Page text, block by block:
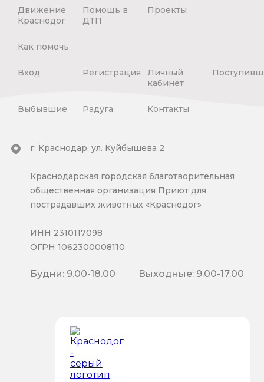
Движение
Краснодог
Помощь в
ДТП
Проекты
Как помочь
Вход Регистрация
Личный
кабинет
Выбывшие Радуга Контакты
г. Краснодар, ул. Куйбышева 2
Краснодарская городская благотворительная
общественная организация Приют для
пострадавших животных «Краснодог»
ИНН 2310117098
ОГРН 1062300008110
Будни: 9.00-18.00 Выходные: 9.00-17.00